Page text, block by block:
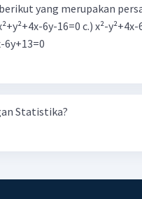
yang merupakan
6y-16=0 c.) x²-
6y+13=0
Statistika?